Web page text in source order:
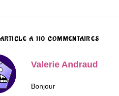
A 110 COMMENTAIRES
Valerie Andraud
Bonjour